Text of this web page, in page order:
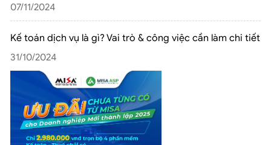
07/11/2024
Kế toán dịch vụ là gì? Vai trò & công việc cần làm chi tiết
31/10/2024